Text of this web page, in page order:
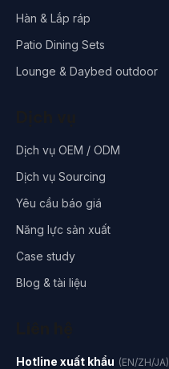
Hàn & Lắp ráp
Patio Dining Sets
Lounge & Daybed outdoor
Dịch vụ OEM / ODM
Dịch vụ Sourcing
Yêu cầu báo giá
Năng lực sản xuất
Case study
Blog & tài liệu
Hotline xuất khẩu (EN/ZH/JA)